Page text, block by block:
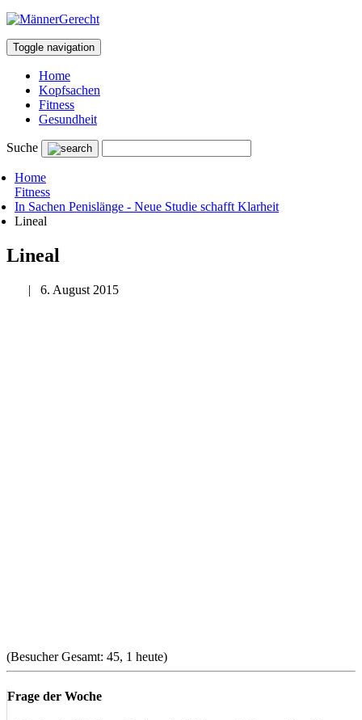
Toggle navigation
Home
Kopfsachen
Fitness
Gesundheit
Suche
Home
Fitness
In Sachen Penislänge - Neue Studie schafft Klarheit
Lineal
Lineal
| 6. August 2015
(Besucher Gesamt: 45, 1 heute)
Frage der Woche